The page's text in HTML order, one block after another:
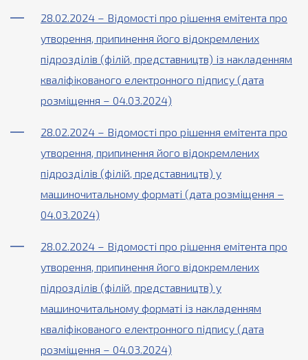
28.02.2024 – Відомості про рішення емітента про
утворення, припинення його відокремлених
підрозділів (філій, представництв) із накладенням
кваліфікованого електронного підпису (дата
розміщення – 04.03.2024)
28.02.2024 – Відомості про рішення емітента про
утворення, припинення його відокремлених
підрозділів (філій, представництв) у
машиночитальному форматі (дата розміщення –
04.03.2024)
28.02.2024 – Відомості про рішення емітента про
утворення, припинення його відокремлених
підрозділів (філій, представництв) у
машиночитальному форматі із накладенням
кваліфікованого електронного підпису (дата
розміщення – 04.03.2024)